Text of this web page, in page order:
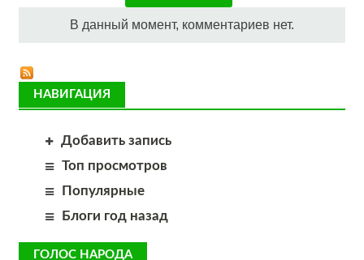
В данный момент, комментариев нет.
НАВИГАЦИЯ
Добавить запись
Топ просмотров
Популярные
Блоги год назад
ГОЛОС НАРОДА